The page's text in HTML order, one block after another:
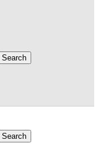
Search
Search